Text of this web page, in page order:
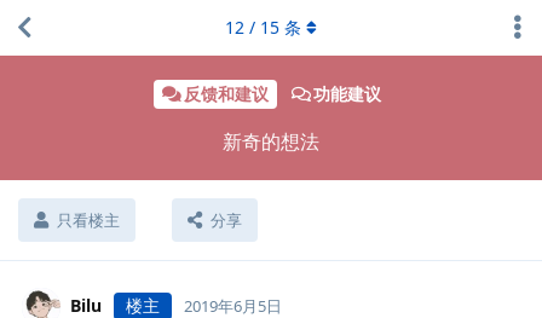
反馈和建议 功能建议
新奇的想法
只看楼主 分享
12 / 15 条
Bilu 楼主 2019年6月5日